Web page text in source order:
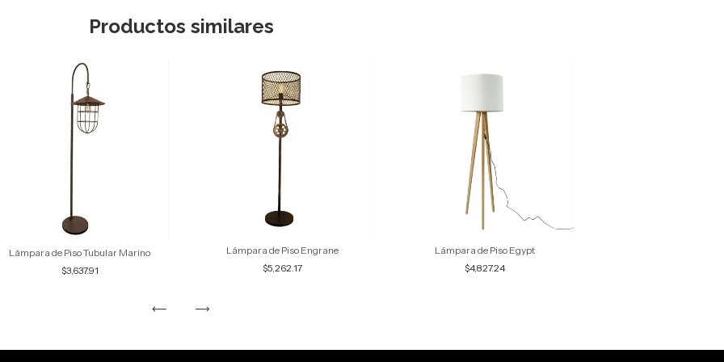
Productos similares
Lámpara de Piso Tubular Marino
$3,637.91
Lámpara de Piso Engrane
$5,262.17
Lámpara de Piso Egypt
$4,827.24